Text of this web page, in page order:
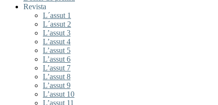
Revista
L´assut 1
L´assut 2
L’assut 3
L’assut 4
L’assut 5
L’assut 6
L’assut 7
L’assut 8
L’assut 9
L’assut 10
L’assut 11